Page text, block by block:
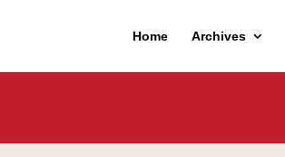
Home Archives